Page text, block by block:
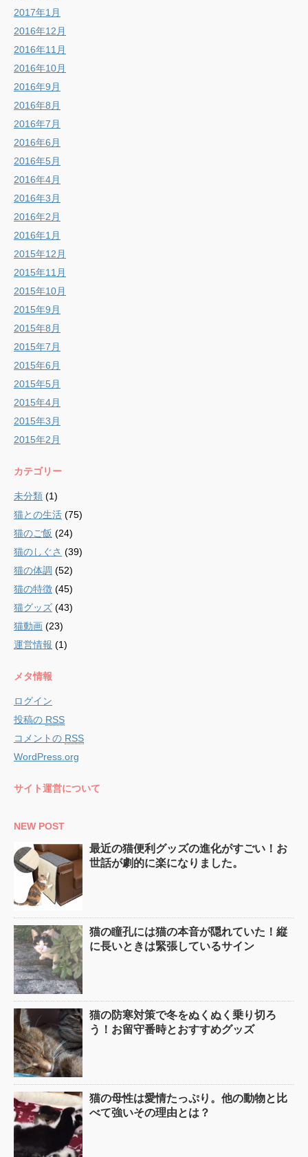
2017年1月
2016年12月
2016年11月
2016年10月
2016年9月
2016年8月
2016年7月
2016年6月
2016年5月
2016年4月
2016年3月
2016年2月
2016年1月
2015年12月
2015年11月
2015年10月
2015年9月
2015年8月
2015年7月
2015年6月
2015年5月
2015年4月
2015年3月
2015年2月
カテゴリー
未分類 (1)
猫との生活 (75)
猫のご飯 (24)
猫のしぐさ (39)
猫の体調 (52)
猫の特徴 (45)
猫グッズ (43)
猫動画 (23)
運営情報 (1)
メタ情報
ログイン
投稿の RSS
コメントの RSS
WordPress.org
サイト運営について
NEW POST
最近の猫便利グッズの進化がすごい！お
世話が劇的に楽になりました。
猫の瞳孔には猫の本音が隠れていた！縦
に長いときは緊張しているサイン
猫の防寒対策で冬をぬくぬく乗り切ろ
う！お留守番時とおすすめグッズ
猫の母性は愛情たっぷり。他の動物と比
べて強いその理由とは？